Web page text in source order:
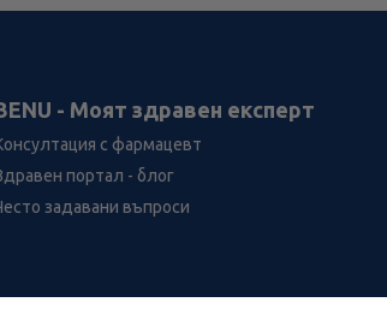
- Моят здравен експерт
с фармацевт
портал - блог
задавани въпроси